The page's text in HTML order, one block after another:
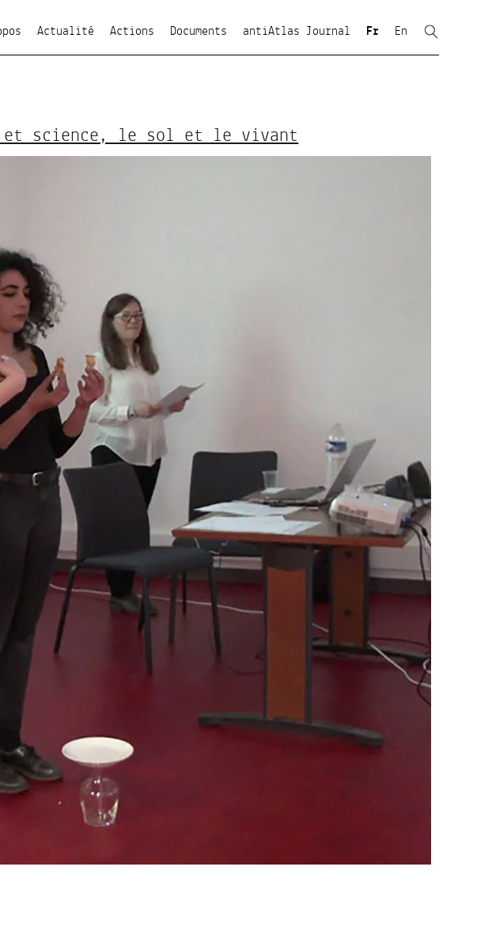
Actualité Actions Documents antiAtlas Journal Fr En
et science, le sol et le vivant